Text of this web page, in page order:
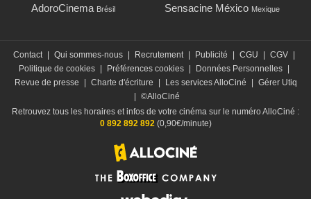
AdoroCinema Brésil Sensacine México Mexique
Contact Qui sommes-nous Recrutement Publicité CGU CGV
Politique de cookies
Préférences cookies Données Personnelles
Revue de presse
Charte d'écriture Les services AlloCiné
Gérer Utiq
©AlloCiné
Retrouvez tous les horaires et infos de votre cinéma sur le numéro AlloCiné :
0 892 892 892(0,90€/minute)